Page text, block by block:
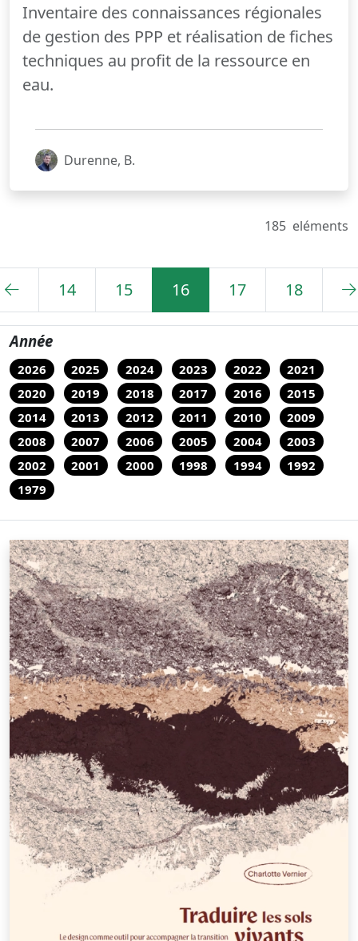
Inventaire des connaissances régionales
de gestion des PPP et réalisation de fiches
techniques au profit de la ressource en
eau.
Durenne, B.
185 eléments
14 15 16 17 18
Année
2026 2025 2024 2023 2022
2021
2020
2019 2018 2017 2016
2015
2014
2013 2012 2011 2010
2009
2008
2007 2006 2005 2004
2003
2002
2001 2000 1998 1994
1992
1979